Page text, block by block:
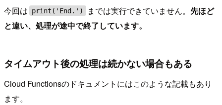
今回は print('End.') までは実行できていません。先ほど
と違い、処理が途中で終了しています。
タイムアウト後の処理は続かない場合もある
Cloud Functionsのドキュメントにはこのような記載もあり
ます。